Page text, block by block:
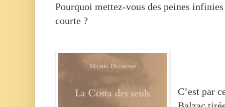
Pourquoi mettez-vous des peines
courte ?
C’est par